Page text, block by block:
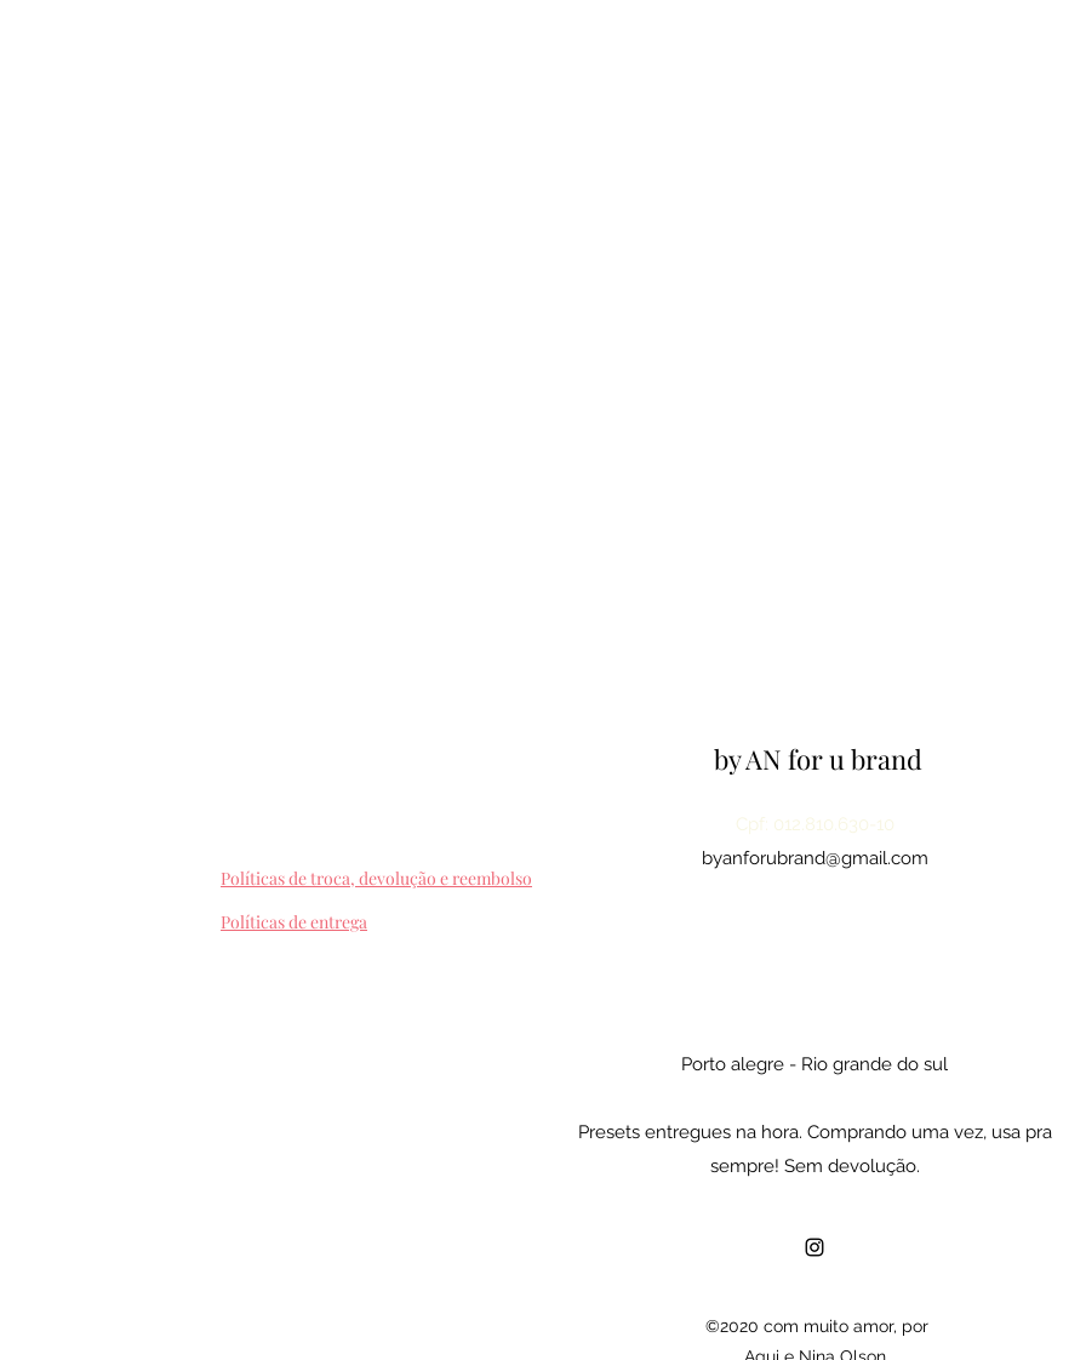
by AN for u brand
Políticas de troca, devolução e reembolso
Cpf: 012.810.630-10
byanforubrand@gmail.com
Políticas de entrega
Porto alegre - Rio grande do sul
Presets entregues na hora. Comprando uma vez, usa pra
sempre! Sem devolução.
©2020 com muito amor, por